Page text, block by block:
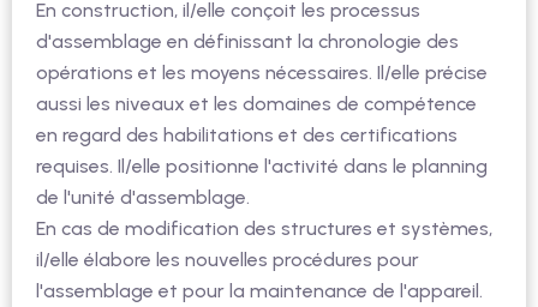
En construction, il/elle conçoit les processus
d'assemblage en définissant la chronologie des
opérations et les moyens nécessaires. Il/elle précise
aussi les niveaux et les domaines de compétence
en regard des habilitations et des certifications
requises. Il/elle positionne l'activité dans le planning
de l'unité d'assemblage.
En cas de modification des structures et systèmes,
il/elle élabore les nouvelles procédures pour
l'assemblage et pour la maintenance de l'appareil.